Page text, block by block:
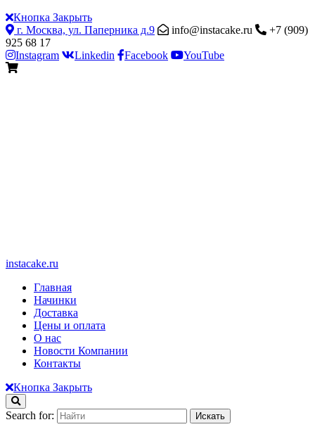
Кнопка Закрыть
г. Москва, ул. Паперника д.9
info@instacake.ru
+7 (909)
925 68 17
Instagram
Linkedin Facebook YouTube
instacake.ru
Главная
Начинки
Доставка
Цены и оплата
О нас
Новости Компании
Контакты
Кнопка Закрыть
Search for: